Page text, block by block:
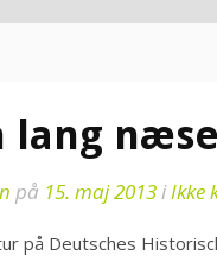
lang
på 15. maj 2013iIkke
på Deutsches